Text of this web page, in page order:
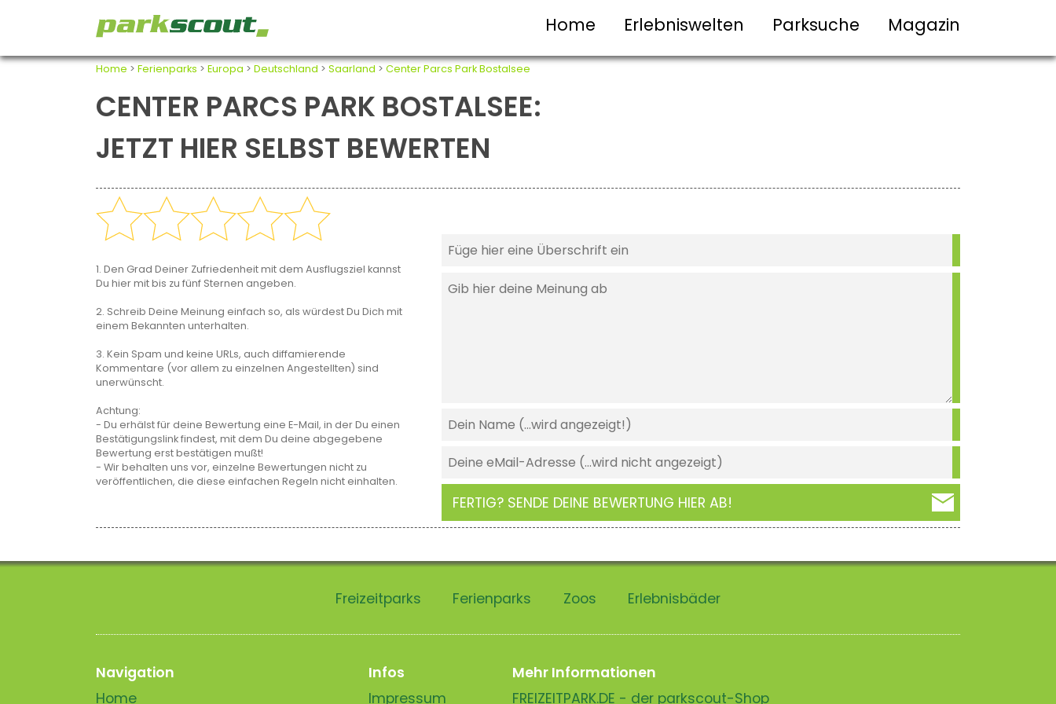
Home Erlebniswelten Parksuche Magazin
Home > Ferienparks > Europa > Deutschland > Saarland > Center Parcs Park Bostalsee
CENTER PARCS PARK BOSTALSEE:
JETZT HIER SELBST BEWERTEN
1. Den Grad Deiner Zufriedenheit mit dem Ausflugsziel kannst
Du hier mit bis zu fünf Sternen angeben.
2. Schreib Deine Meinung einfach so, als würdest Du Dich mit
einem Bekannten unterhalten.
3. Kein Spam und keine URLs, auch diffamierende
Kommentare (vor allem zu einzelnen Angestellten) sind
unerwünscht.
Achtung:
- Du erhälst für deine Bewertung eine E-Mail, in der Du einen
Bestätigungslink findest, mit dem Du deine abgegebene
Bewertung erst bestätigen mußt!
- Wir behalten uns vor, einzelne Bewertungen nicht zu
veröffentlichen, die diese einfachen Regeln nicht einhalten.
FERTIG? SENDE DEINE BEWERTUNG HIER AB!
Freizeitparks Ferienparks Zoos Erlebnisbäder
Navigation
Home
Infos
Impressum
Mehr Informationen
FREIZEITPARK.DE - der parkscout-Shop